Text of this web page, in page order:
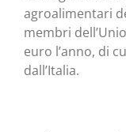
agroa­li­men­ta­ri
mem­bri
euro l’anno, di
dall’Italia.